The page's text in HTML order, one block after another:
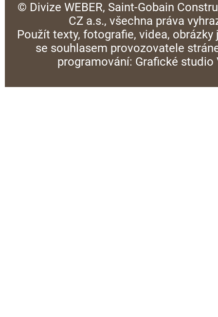
© Divize WEBER, Saint-Gobain
CZ a.s., všechna práva
Použít texty, fotografie, videa, obrázky
se souhlasem provozovatele
programování: Grafické studio